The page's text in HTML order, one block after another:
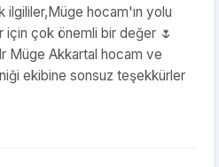
ilgililer,Müge hocam'ın yolu
için çok önemli bir değer 🌷
Müge Akkartal hocam ve
ekibine sonsuz teşekkürler